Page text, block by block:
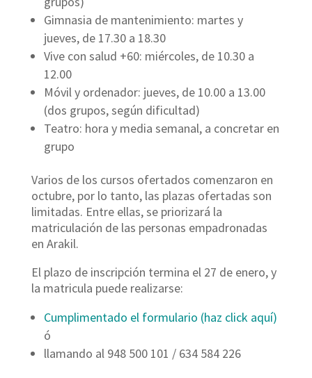
Gimnasia de mantenimiento: martes y
jueves, de 17.30 a 18.30
Vive con salud +60: miércoles, de 10.30 a
12.00
Móvil y ordenador: jueves, de 10.00 a 13.00
(dos grupos, según dificultad)
Teatro: hora y media semanal, a concretar en
grupo
Varios de los cursos ofertados comenzaron en
octubre, por lo tanto, las plazas ofertadas son
limitadas. Entre ellas, se priorizará la
matriculación de las personas empadronadas
en Arakil.
El plazo de inscripción termina el 27 de enero, y
la matricula puede realizarse:
Cumplimentado el formulario (haz click aquí)
ó
llamando al 948 500 101 / 634 584 226